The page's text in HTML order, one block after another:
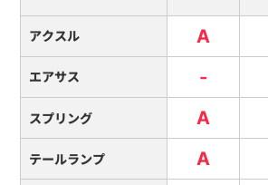
アクスル A
エアサス -
スプリング A
テールランプ A